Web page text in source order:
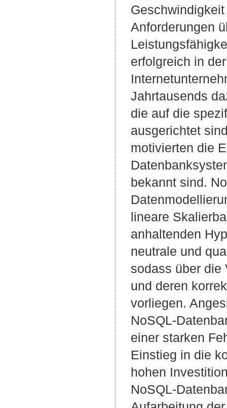
Anforderungen
erfolgreich in
Jahrtausends
die auf die
ausgerichtet
motivierten die
bekannt sind.
lineare
anhaltenden
neutrale und
sodass über die
und deren
vorliegen.
NoSQL-
einer starken
Einstieg in die
hohen
NoSQL-